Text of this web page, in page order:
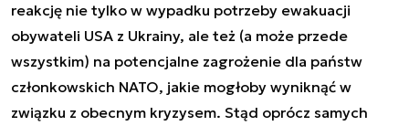
reakcję nie tylko w wypadku potrzeby ewakuacji
obywateli USA z Ukrainy, ale też (a może przede
wszystkim) na potencjalne zagrożenie dla państw
członkowskich NATO, jakie mogłoby wyniknąć w
związku z obecnym kryzysem. Stąd oprócz samych